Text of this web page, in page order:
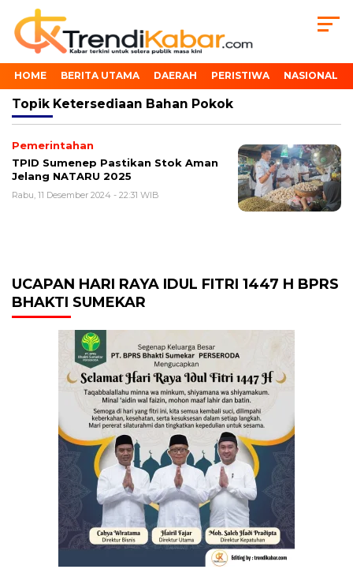
HOME BERITA UTAMA DAERAH PERISTIWA NASIONAL
Topik Ketersediaan Bahan Pokok
Pemerintahan
TPID Sumenep Pastikan Stok Aman
Jelang NATARU 2025
Rabu, 11 Desember 2024 - 22:31 WIB
UCAPAN HARI RAYA IDUL FITRI 1447 H BPRS
BHAKTI SUMEKAR